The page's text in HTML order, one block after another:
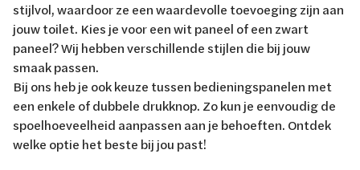
stijlvol, waardoor ze een waardevolle toevoeging zijn aan
jouw toilet. Kies je voor een wit paneel of een zwart
paneel? Wij hebben verschillende stijlen die bij jouw
smaak passen.
Bij ons heb je ook keuze tussen bedieningspanelen met
een enkele of dubbele drukknop. Zo kun je eenvoudig de
spoelhoeveelheid aanpassen aan je behoeften. Ontdek
welke optie het beste bij jou past!